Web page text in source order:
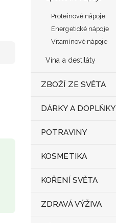
Proteinové nápoje
Energetické nápoje
Vitamínové nápoje
Vína a destiláty
ZBOŽÍ ZE SVĚTA
DÁRKY A DOPLŇKY
POTRAVINY
KOSMETIKA
KOŘENÍ SVĚTA
ZDRAVÁ VÝŽIVA